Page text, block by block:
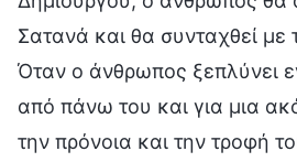
Σατανά και θα συνταχθεί με
Όταν ο άνθρωπος ξεπλύνει
από πάνω του και για μια
την πρόνοια και την τροφή